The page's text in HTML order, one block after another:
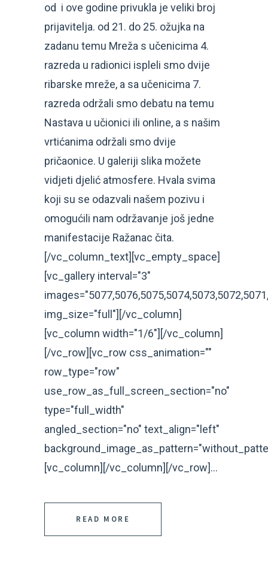
od i ove godine privukla je veliki broj
prijavitelja. od 21. do 25. ožujka na
zadanu temu Mreža s učenicima 4.
razreda u radionici ispleli smo dvije
ribarske mreže, a sa učenicima 7.
razreda održali smo debatu na temu
Nastava u učionici ili online, a s našim
vrtićanima održali smo dvije
pričaonice. U galeriji slika možete
vidjeti djelić atmosfere. Hvala svima
koji su se odazvali našem pozivu i
omogućili nam održavanje još jedne
manifestacije Ražanac čita.
[/vc_column_text][vc_empty_space]
[vc_gallery interval="3"
img_size="full"][/vc_column]
[vc_column width="1/6"][/vc_column]
[/vc_row][vc_row css_animation=""
row_type="row"
use_row_as_full_screen_section="no"
type="full_width"
angled_section="no" text_align="left"
[vc_column][/vc_column][/vc_row]...
READ MORE